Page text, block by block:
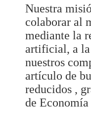
Nuestra
colaborar al
mediante la
artificial, a la
nuestros
artículo de
reducidos ,
de